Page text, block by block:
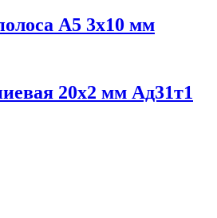
А5 3х10 мм
20х2 мм Ад31т1